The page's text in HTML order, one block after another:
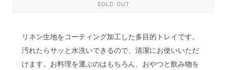
SOLD OUT
リネン生地をコーティング加工した多目的トレイです。
汚れたらサッと水洗いできるので、清潔にお使いいただ
けます。お料理を運ぶのはもちろん、おやつと飲み物を